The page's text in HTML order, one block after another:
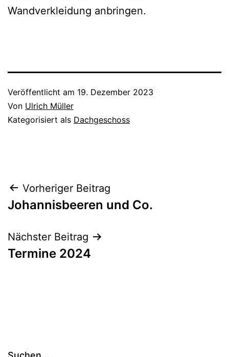
Wandverkleidung anbringen.
Veröffentlicht am 19. Dezember 2023
Von Ulrich Müller
Kategorisiert als Dachgeschoss
Beitragsnavigation
Vorheriger Beitrag
Johannisbeeren und Co.
Nächster Beitrag
Termine 2024